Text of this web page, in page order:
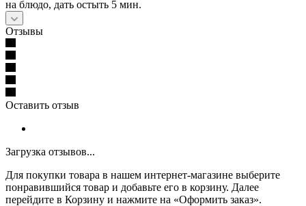
на блюдо, дать остыть 5 мин.
Отзывы
Оставить отзыв
Загрузка отзывов...
Для покупки товара в нашем интернет-магазине выберите
понравившийся товар и добавьте его в корзину. Далее
перейдите в Корзину и нажмите на «Оформить заказ».